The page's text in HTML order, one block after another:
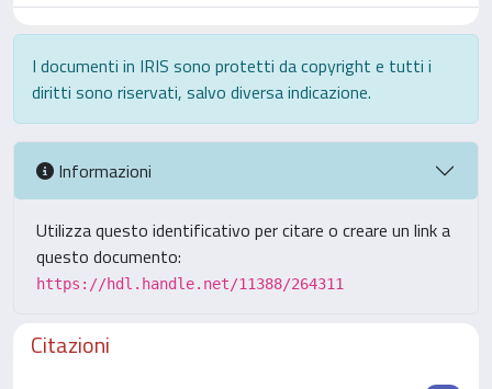
I documenti in IRIS sono protetti da copyright e tutti i
diritti sono riservati, salvo diversa indicazione.
Informazioni
Utilizza questo identificativo per citare o creare un link a
questo documento:
https://hdl.handle.net/11388/264311
Citazioni